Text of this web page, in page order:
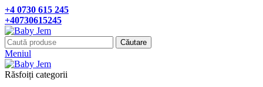
+4 0730 615 245
+40730615245
Căutare
Meniul
Răsfoiți categorii